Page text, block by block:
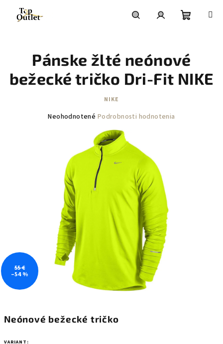
obsah
košík
Neónové bežecké tričko
VARIANT:
Pánske žlté neónové
bežecké tričko Dri-Fit NIKE
NIKE
Priemerné
hviezdičiek.
Neohodnotené Podrobnosti hodnotenia
55 €
–54 %